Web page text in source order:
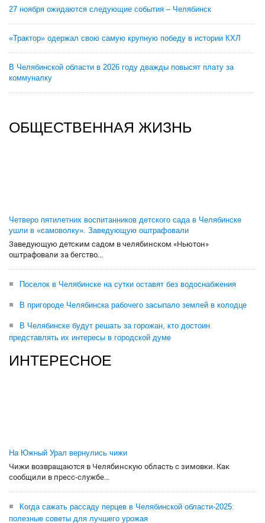
27 ноября ожидаются следующие события – Челябинск
«Трактор» одержал свою самую крупную победу в истории КХЛ
В Челябинской области в 2026 году дважды повысят плату за
коммуналку
ОБЩЕСТВЕННАЯ ЖИЗНЬ
Четверо пятилетних воспитанников детского сада в Челябинске
ушли в «самоволку». Заведующую оштрафовали
Заведующую детским садом в челябинском «Ньютон»
оштрафовали за бегство...
Поселок в Челябинске на сутки оставят без водоснабжения
В пригороде Челябинска рабочего засыпало землей в колодце
В Челябинске будут решать за горожан, кто достоин
представлять их интересы в городской думе
ИНТЕРЕСНОЕ
На Южный Урал вернулись чижи
Чижи возвращаются в Челябинскую область с зимовки. Как
сообщили в пресс-службе...
Когда сажать рассаду перцев в Челябинской области-2025:
полезные советы для лучшего урожая